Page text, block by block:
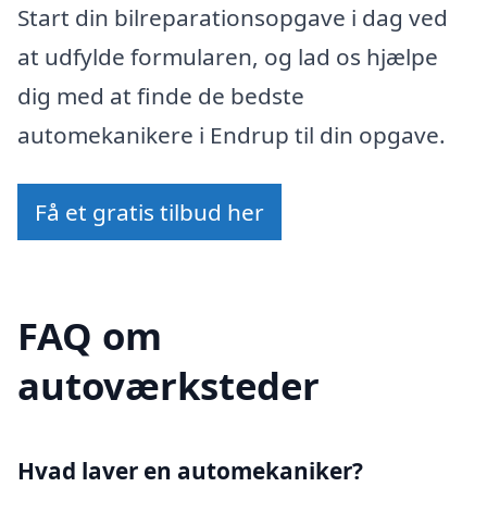
Start din bilreparationsopgave i dag ved
at udfylde formularen, og lad os hjælpe
dig med at finde de bedste
automekanikere i Endrup til din opgave.
Få et gratis tilbud her
FAQ om
autoværksteder
Hvad laver en automekaniker?